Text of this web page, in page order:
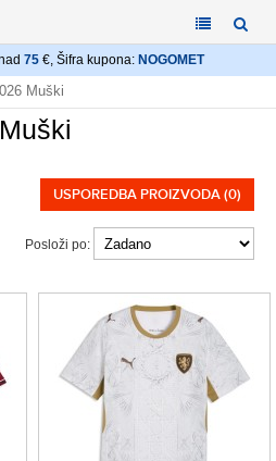
75 €, Šifra kupona: NOGOMET
Muški
USPOREDBA PROIZVODA (0)
Posloži po: